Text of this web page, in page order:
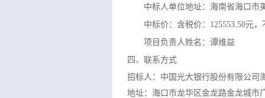
中标人单位地址：海南省海口市
中标价：含税价：125553.50元
项目负责人姓名：谭维益
四、联系方式
招标人：中国光大银行股份有限公司
地址： 海口市龙华区金龙路金龙城市